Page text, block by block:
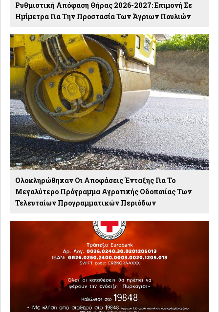
Ρυθμιστική Απόφαση Θήρας 2026-2027: Eπιμονή Σε
Ημίμετρα Για Την Προστασία Των Άγριων Πουλιών
Ολοκληρώθηκαν Οι Αποφάσεις Ένταξης Για Το
Μεγαλύτερο Πρόγραμμα Αγροτικής Οδοποιίας Των
Τελευταίων Προγραμματικών Περιόδων